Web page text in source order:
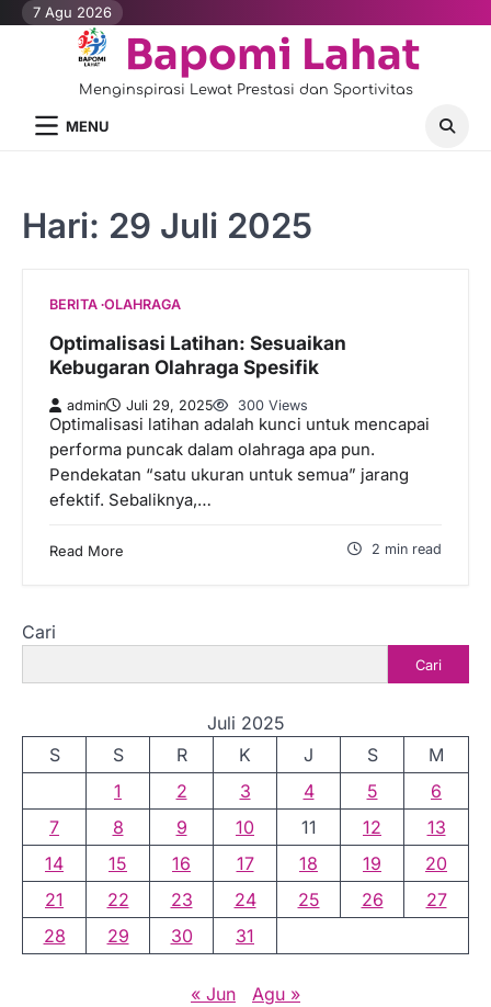
Skip7 Agu 2026
Bapomi Lahat
Menginspirasi Lewat Prestasi dan Sportivitas
MENU
Hari: 29 Juli 2025
BERITA OLAHRAGA
Optimalisasi Latihan: Sesuaikan
Kebugaran Olahraga Spesifik
admin Juli 29, 2025 300 Views
Optimalisasi latihan adalah kunci untuk mencapai
performa puncak dalam olahraga apa pun.
Pendekatan “satu ukuran untuk semua” jarang
efektif. Sebaliknya,…
Read More 2 min read
Cari
Cari
Juli 2025
S
S R K J S
M
1
2 3 4 5
6
7
8 9 10 11 12
13
14
15 16 17 18 19
20
21
22 23 24 25 26
27
28
29 30 31
« Jun Agu »